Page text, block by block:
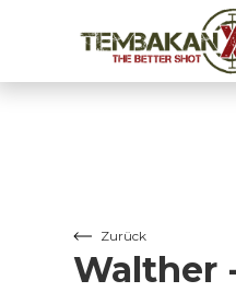
Zurück
Walther